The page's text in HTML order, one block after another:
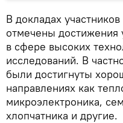
В докладах
отмечены достижения
в сфере высоких
исследований. В
были достигнуты
направлениях как
микроэлектроника,
хлопчатника и другие.